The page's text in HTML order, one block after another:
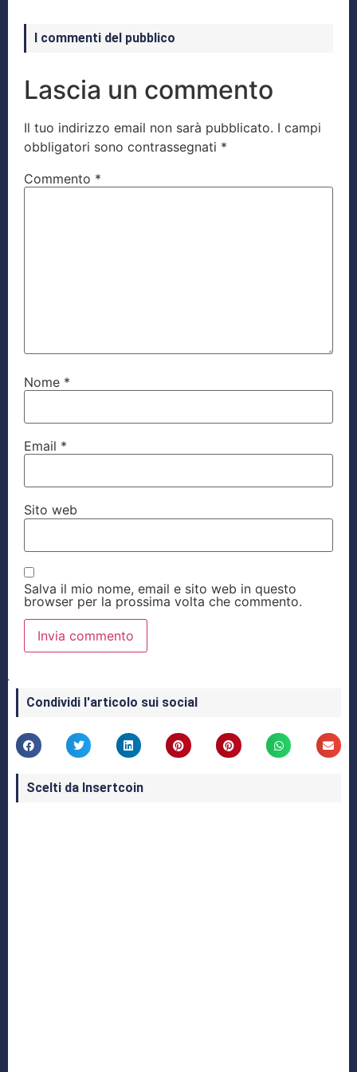
I commenti del pubblico
Lascia un commento
Il tuo indirizzo email non sarà pubblicato. I campi
obbligatori sono contrassegnati *
Commento *
Nome *
Email *
Sito web
Salva il mio nome, email e sito web in questo
browser per la prossima volta che commento.
Condividi l'articolo sui social
Scelti da Insertcoin